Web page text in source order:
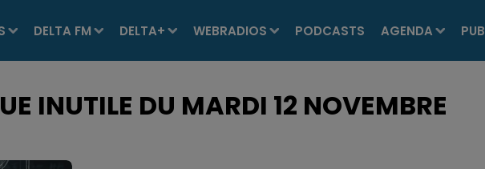
DELTA FM DELTA+ WEBRADIOS PODCASTS AGENDA PUB
INUTILE DU MARDI 12 NOVEMBRE